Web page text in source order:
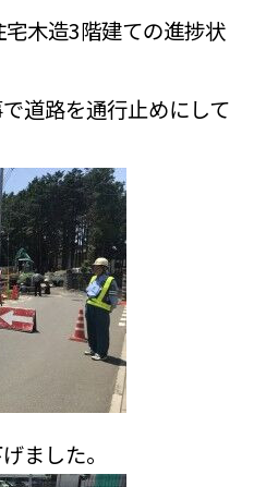
木造3階建ての進捗状
道路を通行止めにして
ました。